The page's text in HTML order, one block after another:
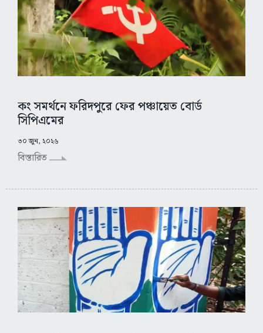
কং সমর্থনে ফরিদপুরে ফের পঞ্চায়েত বোর্ড
সিপিএমের
৩০ জুন, ২০২৬
বিস্তারিত